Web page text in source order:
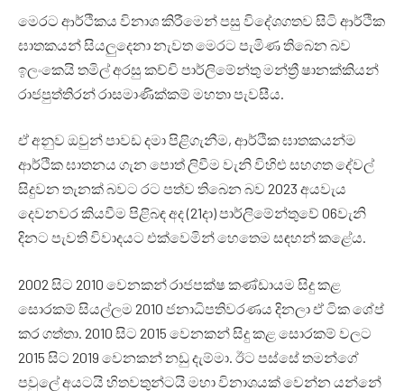
මෙරට ආර්ථිකය විනාශ කිරීමෙන් පසු විදේශගතව සිටි ආර්ථික
ඝාතකයන් සියලුදෙනා නැවත මෙරට පැමිණ තිබෙන බව
ඉලංකෙයි තමිල් අරසු කච්චි පාර්ලිමේන්තු මන්ත්‍රී ෂානක්කියන්
රාජපුත්තිරන් රාසමාණික්කම් මහතා පැවසීය.
ඒ අනුව ඔවුන් පාවඩ දමා පිළිගැනීම, ආර්ථික ඝාතකයන්ම
ආර්ථික ඝාතනය ගැන පොත් ලිවීම වැනි විහිළු සහගත දේවල්
සිදුවන තැනක් බවට රට පත්ව තිබෙන බව 2023 අයවැය
දෙවනවර කියවීම පිළිබඳ අද (21දා) පාර්ලිමේන්තුවේ 06වැනි
දිනට පැවති විවාදයට එක්වෙමින් හෙතෙම සඳහන් කළේය.
2002 සිට 2010 වෙනකන් රාජපක්ෂ කණ්ඩායම සිදු කළ
සොරකම් සියල්ලම 2010 ජනාධිපතිවරණය දිනලා ඒ ටික ශේප්
කර ගත්තා. 2010 සිට 2015 වෙනකන් සිදු කළ සොරකම් වලට
2015 සිට 2019 වෙනකන් නඩු දැම්මා. ඊට පස්සේ තමන්ගේ
පවුලේ අයටයි හිතවතුන්ටයි මහා විනාශයක් වෙන්න යන්නේ